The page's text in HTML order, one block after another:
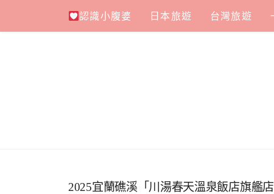
content
認識小腹婆 日本旅遊 台灣旅遊
2025宜蘭礁溪「川湯春天溫泉飯店旗艦